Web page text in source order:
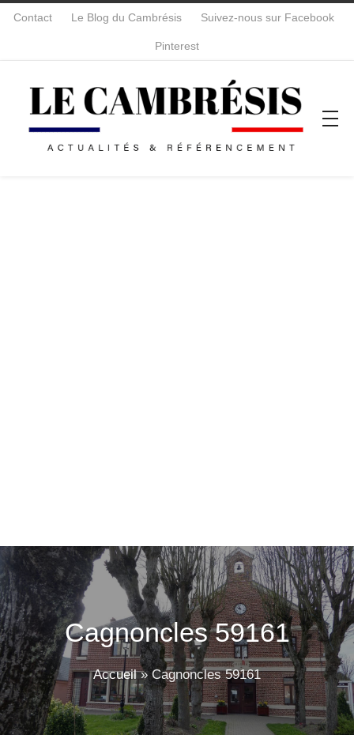
Contact Le Blog du Cambrésis Suivez-nous sur Facebook
Pinterest
Cagnoncles 59161
Accueil»Cagnoncles 59161